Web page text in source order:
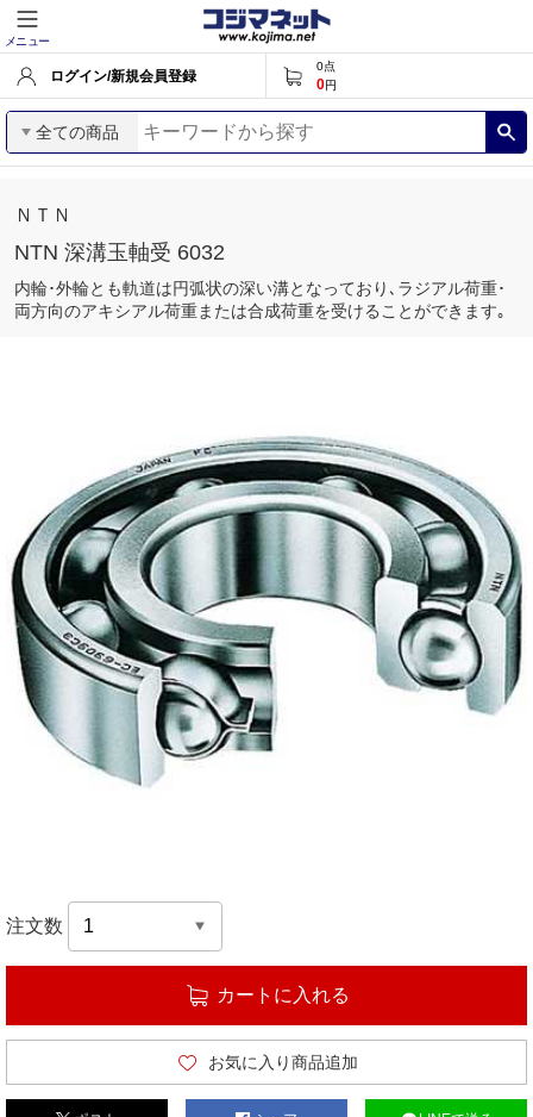
メニュー
ログイン/新規会員登録
0点
0円
全ての商品
ＮＴＮ
NTN 深溝玉軸受 6032
内輪･外輪とも軌道は円弧状の深い溝となっており､ラジアル荷重･
両方向のアキシアル荷重または合成荷重を受けることができます｡
注文数
カートに入れる
お気に入り商品追加